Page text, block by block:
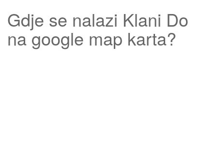
Gdje se nalazi Klani Do
na google map karta?